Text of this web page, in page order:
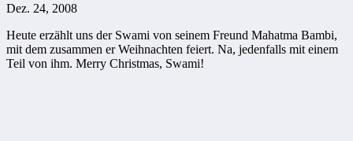
Dez. 24, 2008
Heute erzählt uns der Swami von seinem Freund Mahatma Bambi,
mit dem zusammen er Weihnachten feiert. Na, jedenfalls mit einem
Teil von ihm. Merry Christmas, Swami!